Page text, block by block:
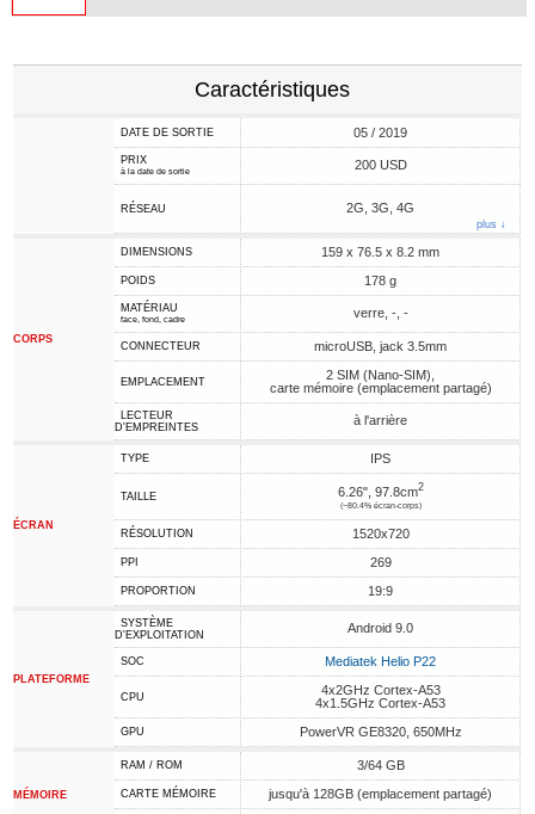
Caractéristiques
DATE DE SORTIE 05 / 2019
PRIX
à la date de sortie 200 USD
RÉSEAU 2G, 3G, 4G
plus ↓
CORPS
DIMENSIONS 159 x 76.5 x 8.2 mm
POIDS 178 g
MATÉRIAU
face, fond, cadre verre, -, -
CONNECTEUR microUSB, jack 3.5mm
EMPLACEMENT
2 SIM (Nano-SIM),
carte mémoire (emplacement partagé)
LECTEUR
D'EMPREINTES
à l'arrière
ÉCRAN
TYPE IPS
TAILLE 6.26", 97.8cm2
(~80.4% écran-corps)
RÉSOLUTION 1520x720
PPI 269
PROPORTION 19:9
PLATEFORME
SYSTÈME
D'EXPLOITATION
Android 9.0
SOC Mediatek Helio P22
CPU
4x2GHz Cortex-A53
4x1.5GHz Cortex-A53
GPU PowerVR GE8320, 650MHz
MÉMOIRE
RAM / ROM 3/64 GB
CARTE MÉMOIRE jusqu'à 128GB (emplacement partagé)